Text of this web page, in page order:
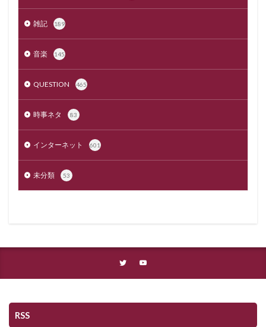
雑記 189
音楽 145
QUESTION 465
時事ネタ 83
インターネット 601
未分類 53
RSS